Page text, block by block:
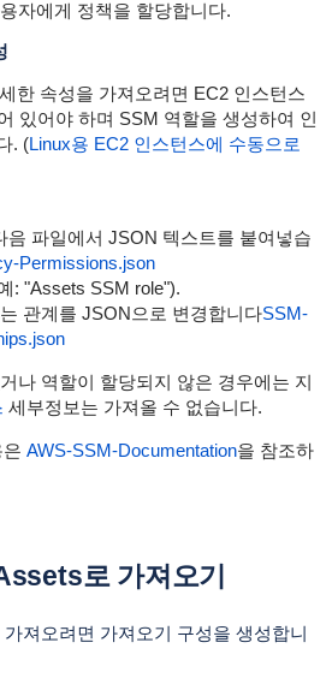
자에게 정책을 할당합니다.
한 속성을 가져오려면 EC2 인스턴스
있어야 하며 SSM 역할을 생성하여 인
. (Linux용 EC2 인스턴스에 수동으로
음 파일에서 JSON 텍스트를 붙여넣습
Permissions.json
: "Assets SSM role").
관계를 JSON으로 변경합니다SSM-
나 역할이 할당되지 않은 경우에는 지
세부정보는 가져올 수 없습니다.
AWS-SSM-Documentation을 참조하
로 가져오기
져오려면 가져오기 구성을 생성합니